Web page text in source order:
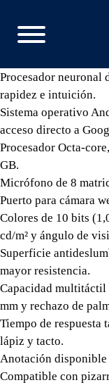
Procesador neuronal
rapidez e intuición.
Sistema operativo
acceso directo a
Procesador Octa-
GB.
Micrófono de 8
Puerto para cámara
Colores de 10 bits
cd/m² y ángulo de
Superficie
mayor resistencia.
Capacidad multitáctil
mm y rechazo de
Tiempo de respuesta
lápiz y tacto.
Anotación
Compatible con